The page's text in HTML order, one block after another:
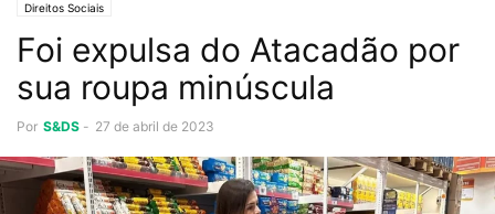
Direitos Sociais
Foi expulsa do Atacadão por
sua roupa minúscula
Por S&DS - 27 de abril de 2023